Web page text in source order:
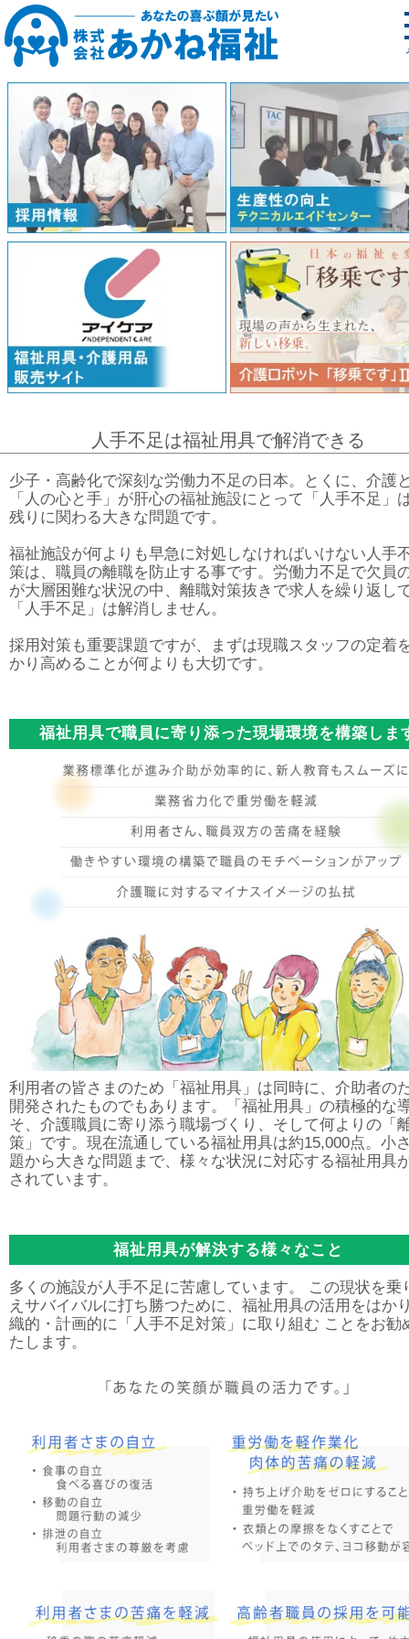
人手不足は福祉用具で解消できる
少子・高齢化で深刻な労働力不足の日本。とくに、介護
「人の心と手」が肝心の福祉施設にとって「人手不足」
残りに関わる大きな問題です。
福祉施設が何よりも早急に対処しなければいけない人手
策は、職員の離職を防止する事です。労働力不足で欠員
が大層困難な状況の中、離職対策抜きで求人を繰り返し
「人手不足」は解消しません。
採用対策も重要課題ですが、まずは現職スタッフの定着
かり高めることが何よりも大切です。
福祉用具で職員に寄り添った現場環境を構築しま
利用者の皆さまのため「福祉用具」は同時に、介助者の
開発されたものでもあります。「福祉用具」の積極的な
そ、介護職員に寄り添う職場づくり、そして何よりの「
策」です。現在流通している福祉用具は約15,000点。小
題から大きな問題まで、様々な状況に対応する福祉用具
されています。
福祉用具が解決する様々なこと
多くの施設が人手不足に苦慮しています。 この現状を乗
えサバイバルに打ち勝つために、福祉用具の活用をはか
織的・計画的に「人手不足対策」に取り組む ことをお勧
たします。